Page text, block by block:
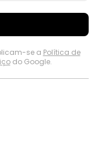
se a Política de
do Google.